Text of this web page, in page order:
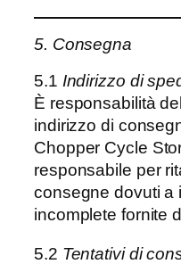
5. Consegna
5.1 Indirizzo di
È responsabilità
indirizzo di
Chopper Cycle
responsabile per
consegne dovuti a
incomplete fornite
5.2 Tentativi di